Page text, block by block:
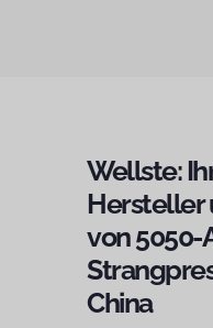
Wellste:
Hersteller
von 5050-
China